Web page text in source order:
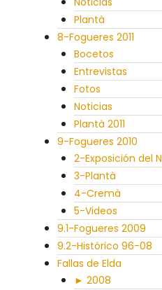
Plantà
8-Fogueres 2011
Bocetos
Entrevistas
Fotos
Noticias
Plantà 2011
9-Fogueres 2010
2-Exposición del
3-Plantà
4-Cremà
5-Videos
9.1-Fogueres 2009
9.2-Histórico 96-08
Fallas de Elda
► 2008